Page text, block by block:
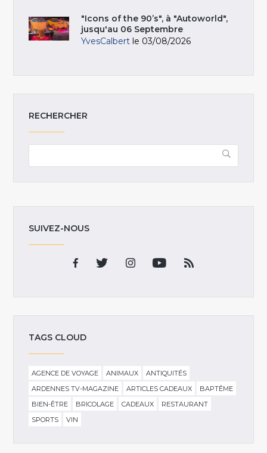
"Icons of the 90’s", à "Autoworld",
jusqu'au 06 Septembre
YvesCalbert le 03/08/2026
RECHERCHER
SUIVEZ-NOUS
TAGS CLOUD
AGENCE DE VOYAGE ANIMAUX
ANTIQUITÉS
ARDENNES TV-MAGAZINE
ARTICLES CADEAUX
BAPTÊME
BIEN-ÊTRE
BRICOLAGE CADEAUX
RESTAURANT
SPORTS
VIN